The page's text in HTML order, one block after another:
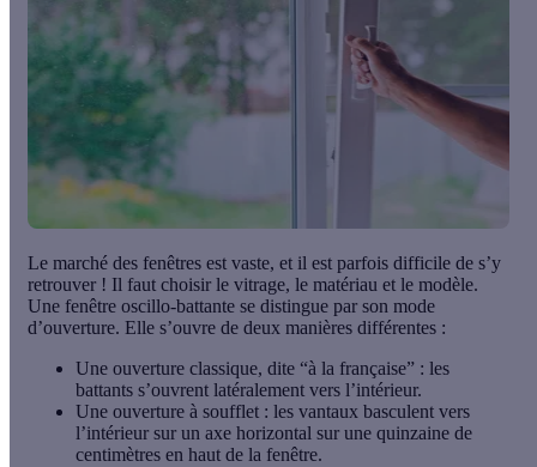
Le marché des fenêtres est vaste, et il est parfois difficile de s’y
retrouver ! Il faut choisir le vitrage, le matériau et le modèle.
Une fenêtre oscillo-battante se distingue par son mode
d’ouverture. Elle s’ouvre de deux manières différentes :
Une ouverture classique, dite “à la française” : les
battants s’ouvrent latéralement vers l’intérieur.
Une ouverture à soufflet : les vantaux basculent vers
l’intérieur sur un axe horizontal sur une quinzaine de
centimètres en haut de la fenêtre.